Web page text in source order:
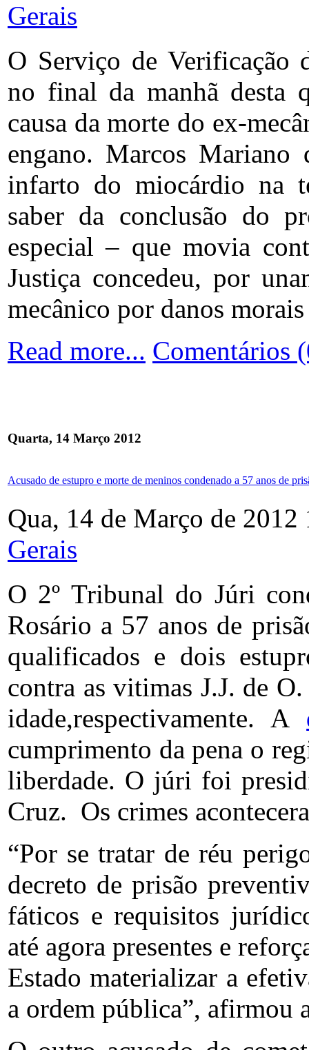
Gerais
O Serviço de Verificação
no final da manhã desta
causa da morte do ex-
engano. Marcos
infarto do miocárdio na
saber da conclusão do
especial – que movia
Justiça concedeu, por
mecânico por danos
Read more... Comentários
Quarta, 14 Março 2012
Acusado de estupro e morte de meninos condenado a 57 anos de
Qua, 14 de Março de 2012
Gerais
O 2º Tribunal do Júri
Rosário a 57 anos de
qualificados e dois
contra as vitimas J.J. de
idade,respectivamente. A
cumprimento da pena o
liberdade. O júri foi
Cruz. Os crimes
“Por se tratar de réu
decreto de prisão
fáticos e requisitos
até agora presentes e
Estado materializar a
a ordem pública”, afirmou